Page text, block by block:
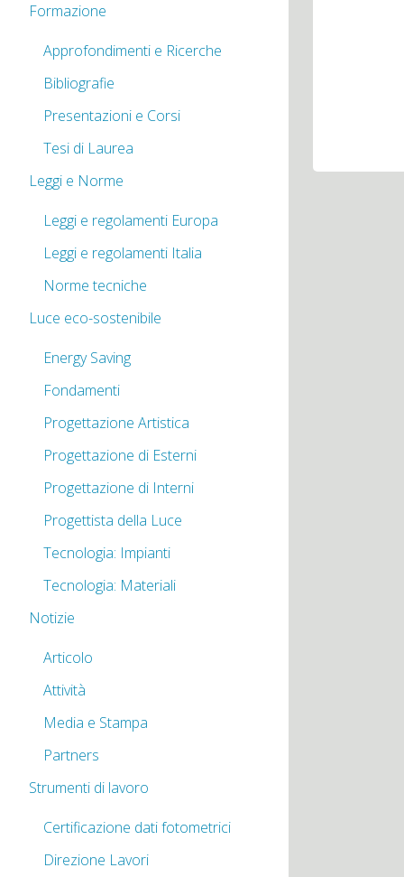
Formazione
Approfondimenti e Ricerche
Bibliografie
Presentazioni e Corsi
Tesi di Laurea
Leggi e Norme
Leggi e regolamenti Europa
Leggi e regolamenti Italia
Norme tecniche
Luce eco-sostenibile
Energy Saving
Fondamenti
Progettazione Artistica
Progettazione di Esterni
Progettazione di Interni
Progettista della Luce
Tecnologia: Impianti
Tecnologia: Materiali
Notizie
Articolo
Attività
Media e Stampa
Partners
Strumenti di lavoro
Certificazione dati fotometrici
Direzione Lavori